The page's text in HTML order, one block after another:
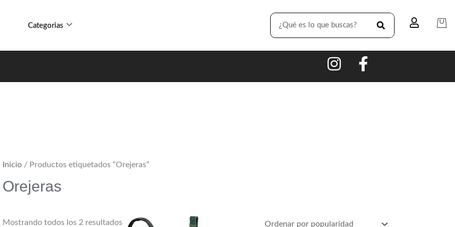
Categorias
SEARCH
Inicio/ Productos etiquetados “Orejeras”
Orejeras
Mostrando todos los 2 resultados